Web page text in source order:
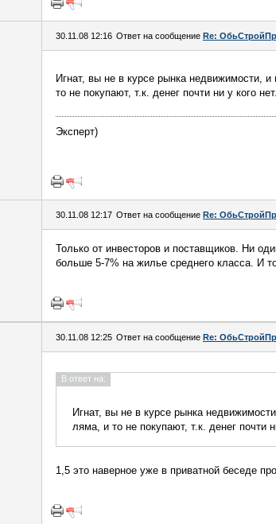
30.11.08 12:16 Ответ на сообщение Re:
Игнат, вы не в курсе рынка недвижимости,
то не покупают, т.к. денег почти ни у кого нет.
Эксперт)
30.11.08 12:17 Ответ на сообщение Re:
Только от инвесторов и поставщиков. Ни
больше 5-7% на жилье среднего класса. И
30.11.08 12:25 Ответ на сообщение Re:
В ответ на:
Игнат, вы не в курсе рынка
ляма, и то не покупают, т.к. денег почти
1,5 это наверное уже в приватной беседе